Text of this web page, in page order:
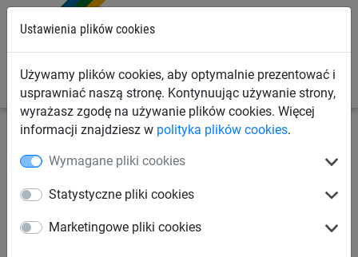
Ustawienia plików cookies
Używamy plików cookies, aby optymalnie prezentować i
usprawniać naszą stronę. Kontynuując używanie strony,
wyrażasz zgodę na używanie plików cookies. Więcej
informacji znajdziesz w polityka plików cookies.
Wymagane pliki cookies
Statystyczne pliki cookies
Marketingowe pliki cookies
linowe dla dzieci od 3 lat
Potrójny tor ze zjeżdżalniami